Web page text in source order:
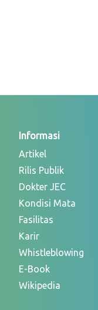
Informasi
Artikel
Rilis Publik
Dokter JEC
Kondisi Mata
Fasilitas
Karir
Whistleblowing
E-Book
Wikipedia